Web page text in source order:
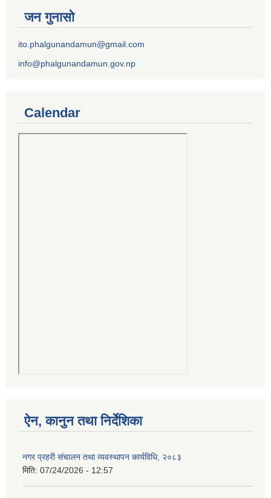
जन गुनासो
ito.phalgunandamun@gmail.com
info@phalgunandamun.gov.np
Calendar
ऐन, कानुन तथा निर्देशिका
नगर प्रहरी संचालन तथा व्यवस्थापन कार्यविधि, २०८३
मिति: 07/24/2026 - 12:57